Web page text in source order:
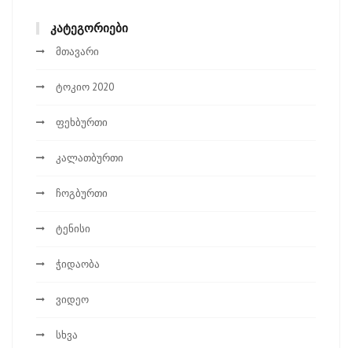
ᲙᲐᲢᲔᲒᲝᲠᲘᲔᲑᲘ
მთავარი
ტოკიო 2020
ფეხბურთი
კალათბურთი
ჩოგბურთი
ტენისი
ჭიდაობა
ვიდეო
სხვა